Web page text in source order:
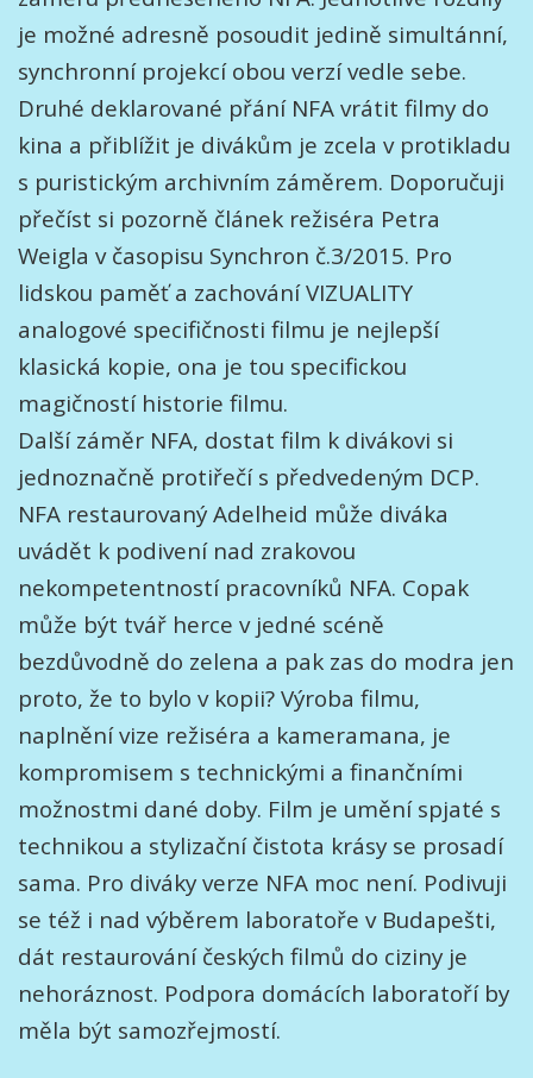
je možné adresně posoudit jedině simultánní,
synchronní projekcí obou verzí vedle sebe.
Druhé deklarované přání NFA vrátit filmy do
kina a přiblížit je divákům je zcela v protikladu
s puristickým archivním záměrem. Doporučuji
přečíst si pozorně článek režiséra Petra
Weigla v časopisu Synchron č.3/2015. Pro
lidskou paměť a zachování VIZUALITY
analogové specifičnosti filmu je nejlepší
klasická kopie, ona je tou specifickou
magičností historie filmu.
Další záměr NFA, dostat film k divákovi si
jednoznačně protiřečí s předvedeným DCP.
NFA restaurovaný Adelheid může diváka
uvádět k podivení nad zrakovou
nekompetentností pracovníků NFA. Copak
může být tvář herce v jedné scéně
bezdůvodně do zelena a pak zas do modra jen
proto, že to bylo v kopii? Výroba filmu,
naplnění vize režiséra a kameramana, je
kompromisem s technickými a finančními
možnostmi dané doby. Film je umění spjaté s
technikou a stylizační čistota krásy se prosadí
sama. Pro diváky verze NFA moc není. Podivuji
se též i nad výběrem laboratoře v Budapešti,
dát restaurování českých filmů do ciziny je
nehoráznost. Podpora domácích laboratoří by
měla být samozřejmostí.